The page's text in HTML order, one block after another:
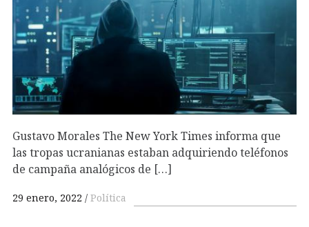
Gustavo Morales The New York Times informa que
las tropas ucranianas estaban adquiriendo teléfonos
de campaña analógicos de […]
29 enero, 2022 Política